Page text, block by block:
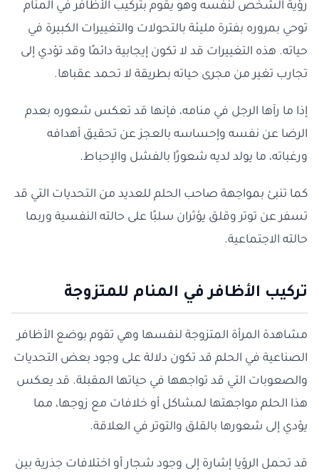
رؤية الشخص لنفسه وهو يقوم بتركيب الأظافر في المنام
توحي بمروره بفترة مليئة بالتحولات والتغييرات الكبيرة في
حياته. هذه التغييرات قد لا تكون إيجابية دائمًا وقد تؤدي إلى
تجارب تغير من مجرى حياته بطريقة لا تحمد عقباها.
إذا ما رآها الرجل في منامه، فإنها قد تعكس شعوره بعدم
الرضا عن نفسه وإحساسه بالعجز عن تحقيق أهدافه
ورغباته، ما يولد لديه شعورًا بالفشل والإحباط.
كما تنبئ بمواجهة صاحب الحلم للعديد من التحديات التي قد
تسفر عن توتر وقلق يؤثران سلبًا على حالته النفسية وربما
حالته الاجتماعية.
تركيب الأظافر في المنام للمتزوجة
مشاهدة المرأة المتزوجة لنفسها وهي تقوم بوضع الأظافر
الصناعية في الحلم قد تكون دلالة على وجود بعض التحديات
والصعوبات التي قد تواجهها في حياتها المقبلة. قد يعكس
هذا الحلم مواجهتها لمشاكل أو خلافات مع زوجها، مما
يؤدي إلى شعورها بالقلق والتوتر في العلاقة.
قد تحمل الرؤيا إشارة إلى وجود شجار أو اختلافات جذرية بين